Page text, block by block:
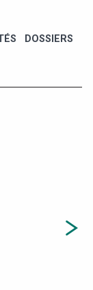
DOSSIERS